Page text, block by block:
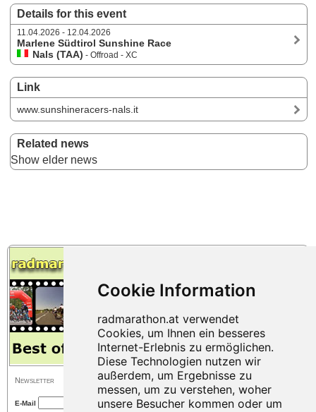
Details for this event
11.04.2026 - 12.04.2026
Marlene Südtirol Sunshine Race
Nals (TAA) - Offroad - XC
Link
www.sunshineracers-nals.it
Related news
Show elder news
Newsletter
E-Mail